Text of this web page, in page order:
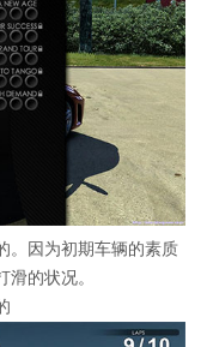
。因为初期车辆的素质
的状况。